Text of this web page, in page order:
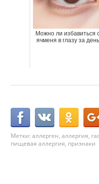
Можно ли избавиться
ячменя в глазу за
Метки:аллерген,аллергия,
пищевая аллергия, признаки